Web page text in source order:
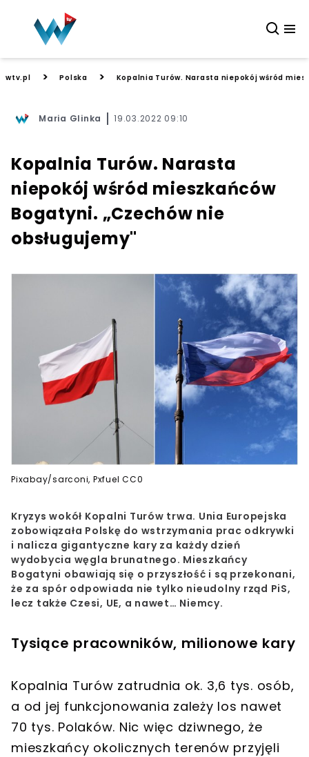
wtv.pl > Polska > Kopalnia Turów. Narasta niepokój wśród
Maria Glinka 19.03.2022 09:10
Kopalnia Turów. Narasta
niepokój wśród mieszkańców
Bogatyni. „Czechów nie
obsługujemy"
Pixabay/sarconi, Pxfuel CC0
Kryzys wokół Kopalni Turów trwa. Unia Europejska
zobowiązała Polskę do wstrzymania prac odkrywki
i nalicza gigantyczne kary za każdy dzień
wydobycia węgla brunatnego. Mieszkańcy
Bogatyni obawiają się o przyszłość i są przekonani,
że za spór odpowiada nie tylko nieudolny rząd PiS,
lecz także Czesi, UE, a nawet… Niemcy.
Tysiące pracowników, milionowe kary
Kopalnia Turów zatrudnia ok. 3,6 tys. osób,
a od jej funkcjonowania zależy los nawet
70 tys. Polaków. Nic więc dziwnego, że
mieszkańcy okolicznych terenów przyjęli